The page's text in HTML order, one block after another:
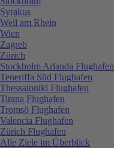
Syrakus
Weil am Rhein
Wien
Zagreb
Zürich
Stockholm Arlanda Flughafen
Teneriffa Süd Flughafen
Thessaloniki Flughafen
Tirana Flughafen
Tromsö Flughafen
Valencia Flughafen
Zürich Flughafen
Alle Ziele im Überblick